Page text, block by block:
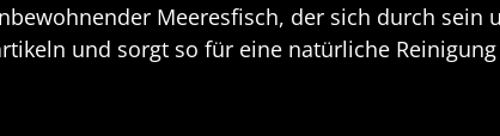
Meeresfisch, der sich durch sein
und sorgt so für eine natürliche Reinigung